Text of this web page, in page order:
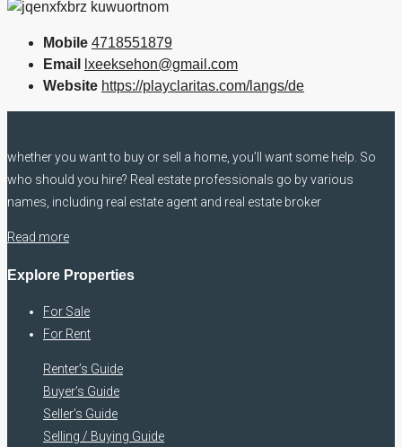
Mobile 4718551879
Email
lxeeksehon@gmail.com
Website https://playclaritas.com/langs/de
whether you want to buy or sell a home, you’ll want some help. So
who should you hire? Real estate professionals go by various
names, including real estate agent and real estate broker
Read more
Explore Properties
For Sale
For Rent
Renter’s Guide
Buyer’s Guide
Seller’s Guide
Selling / Buying Guide